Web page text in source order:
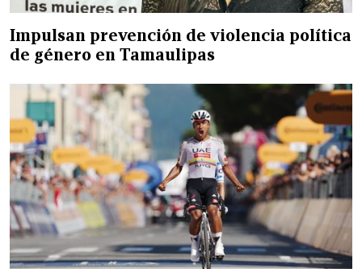
Impulsan prevención de violencia política
de género en Tamaulipas